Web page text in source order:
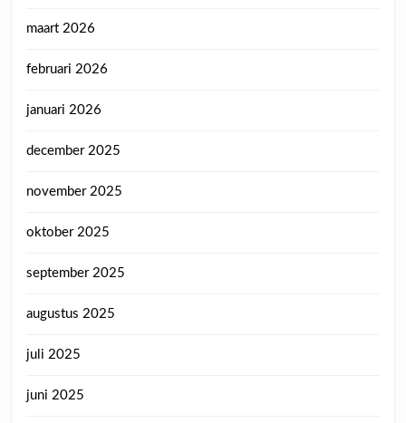
maart 2026
februari 2026
januari 2026
december 2025
november 2025
oktober 2025
september 2025
augustus 2025
juli 2025
juni 2025